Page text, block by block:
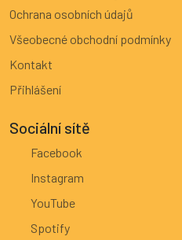
Ochrana osobních údajů
Všeobecné obchodní podmínky
Kontakt
Přihlášení
Sociální sítě
Facebook
Instagram
YouTube
Spotify